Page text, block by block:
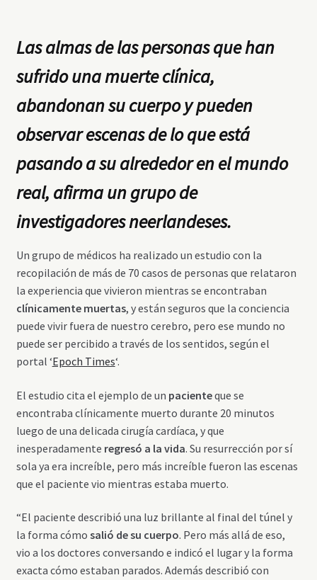
Las almas de las personas que han
sufrido una muerte clínica,
abandonan su cuerpo y pueden
observar escenas de lo que está
pasando a su alrededor en el mundo
real, afirma un grupo de
investigadores neerlandeses.
Un grupo de médicos ha realizado un estudio con la
recopilación de más de 70 casos de personas que relataron
la experiencia que vivieron mientras se encontraban
clínicamente muertas, y están seguros que la conciencia
puede vivir fuera de nuestro cerebro, pero ese mundo no
puede ser percibido a través de los sentidos, según el
portal ‘Epoch Times‘.
El estudio cita el ejemplo de un pacienteque se
encontraba clínicamente muerto durante 20 minutos
luego de una delicada cirugía cardíaca, y que
inesperadamente regresó a la vida. Su resurrección por sí
sola ya era increíble, pero más increíble fueron las escenas
que el paciente vio mientras estaba muerto.
“El paciente describió una luz brillante al final del túnel y
la forma cómo salió de su cuerpo. Pero más allá de eso,
vio a los doctores conversando e indicó el lugar y la forma
exacta cómo estaban parados. Además describió con